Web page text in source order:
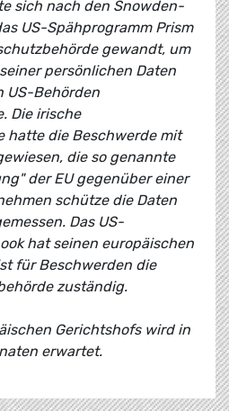
sich nach den Snowden-
US-Spähprogramm Prism
gewandt, um
persönlichen Daten
US-Behörden
Die irische
hatte die Beschwerde mit
die so genannte
der EU gegenüber einer
schütze die Daten
Das US-
hat seinen europäischen
für Beschwerden die
zuständig.
Gerichtshofs wird in
erwartet.